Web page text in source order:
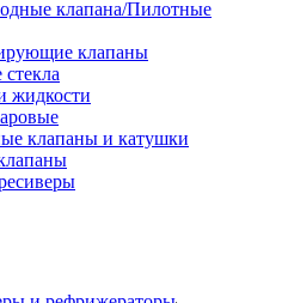
клапана/Пилотные
клапаны
жидкости
клапаны и катушки